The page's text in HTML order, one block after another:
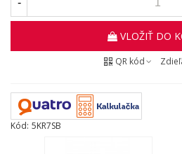
-
VLOŽIŤ DO
QR kód
Kód: 5KR7SB